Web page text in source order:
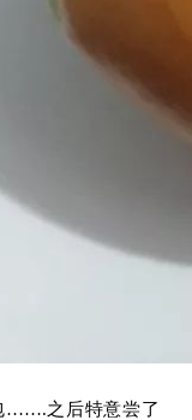
…….之后特意尝了